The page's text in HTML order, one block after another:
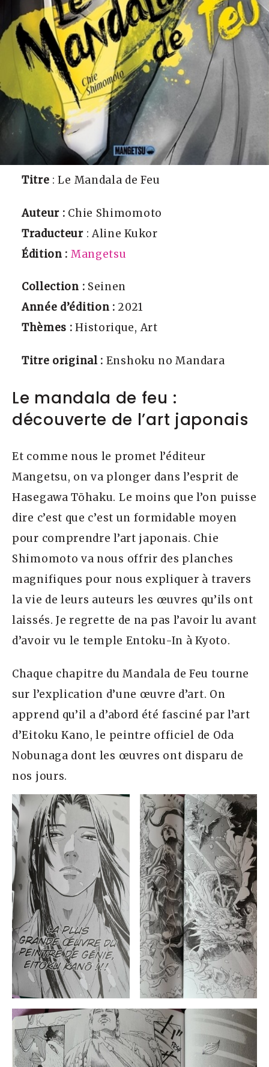
Titre : Le Mandala de Feu
Auteur : Chie Shimomoto
Traducteur: Aline Kukor
Édition : Mangetsu
Collection : Seinen
Année d’édition : 2021
Thèmes : Historique, Art
Titre original : Enshoku no Mandara
Le mandala de feu :
découverte de l’art japonais
Et comme nous le promet l’éditeur
Mangetsu, on va plonger dans l’esprit de
Hasegawa Tōhaku. Le moins que l’on puisse
dire c’est que c’est un formidable moyen
pour comprendre l’art japonais. Chie
Shimomoto va nous offrir des planches
magnifiques pour nous expliquer à travers
la vie de leurs auteurs les œuvres qu’ils ont
laissés. Je regrette de na pas l’avoir lu avant
d’avoir vu le temple Entoku-In à Kyoto.
Chaque chapitre du Mandala de Feu tourne
sur l’explication d’une œuvre d’art. On
apprend qu’il a d’abord été fasciné par l’art
d’Eitoku Kano, le peintre officiel de Oda
Nobunaga dont les œuvres ont disparu de
nos jours.